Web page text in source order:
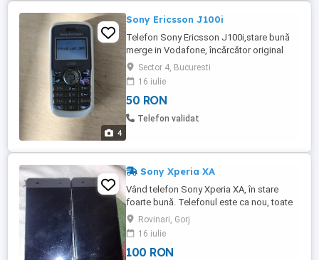
4
Sony Ericsson J100i
Telefon Sony Ericsson J100i,stare bună
merge in Vodafone, încărcător original
ecran color,
Sector 4, Bucuresti
16 iulie
50 RON
Telefon validat
Sony Xperia XA
Vând telefon Sony Xperia XA, în stare
foarte bună. Telefonul este ca nou, toate
funcțiile sunt în stare perfectă de
funcționare și are o capacitate bună de
stocare. Atenție: telefonul este blocat și
solicită codul PIN al cartelei SIM. Din
Rovinari, Gorj
16 iulie
100 RON